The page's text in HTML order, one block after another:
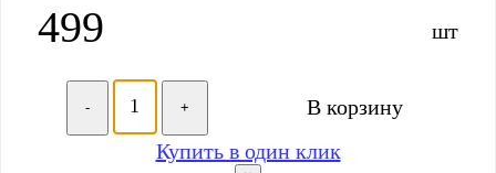
499 шт
- +
В корзину
Купить в один клик